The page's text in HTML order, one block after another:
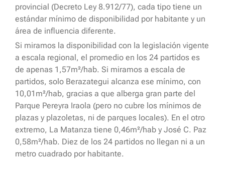
provincial (Decreto Ley 8.912/77), cada tipo tiene un
estándar mínimo de disponibilidad por habitante y un
área de influencia diferente.
Si miramos la disponibilidad con la legislación vigente
a escala regional, el promedio en los 24 partidos es
de apenas 1,57m²/hab. Si miramos a escala de
partidos, solo Berazategui alcanza ese mínimo, con
10,01m²/hab, gracias a que alberga gran parte del
Parque Pereyra Iraola (pero no cubre los mínimos de
plazas y plazoletas, ni de parques locales). En el otro
extremo, La Matanza tiene 0,46m²/hab y José C. Paz
0,58m²/hab. Diez de los 24 partidos no llegan ni a un
metro cuadrado por habitante.